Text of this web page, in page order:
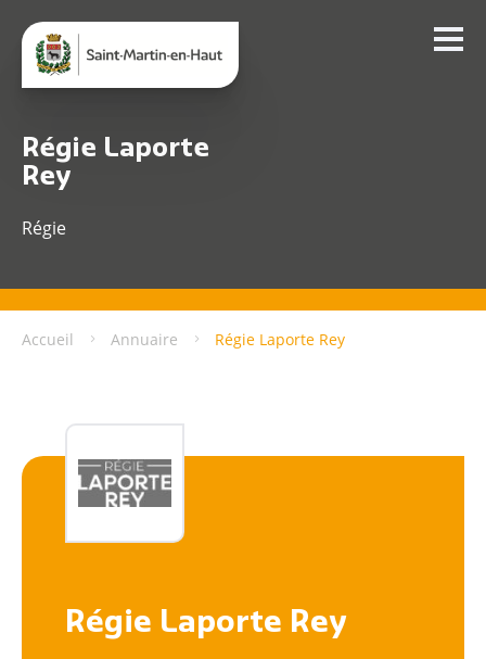
Régie Laporte
Rey
Régie
Accueil Annuaire Régie Laporte Rey
Régie Laporte Rey